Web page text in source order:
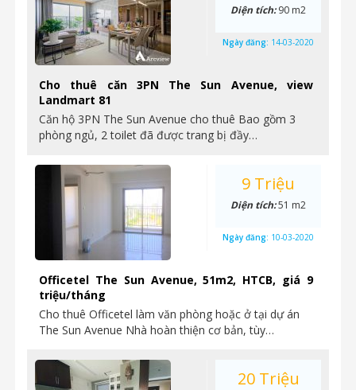
Cho thuê căn 3PN The Sun Avenue, view
Landmart 81
Căn hộ 3PN The Sun Avenue cho thuê Bao gồm 3
phòng ngủ, 2 toilet đã được trang bị đầy…
Diện tích:90 m2
Ngày đăng: 14-03-2020
Officetel The Sun Avenue, 51m2, HTCB, giá 9
triệu/tháng
Cho thuê Officetel làm văn phòng hoặc ở tại dự án
The Sun Avenue Nhà hoàn thiện cơ bản, tùy…
9 Triệu
Diện tích:51 m2
Ngày đăng: 10-03-2020
20 Triệu